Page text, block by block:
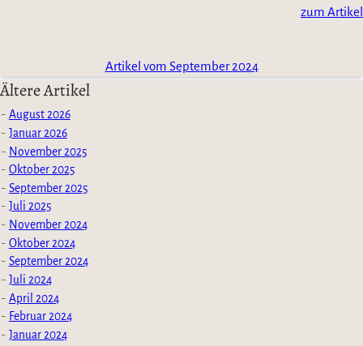
zum Artikel
Artikel vom September 2024
Ältere Artikel
August 2026
Januar 2026
November 2025
Oktober 2025
September 2025
Juli 2025
November 2024
Oktober 2024
September 2024
Juli 2024
April 2024
Februar 2024
Januar 2024